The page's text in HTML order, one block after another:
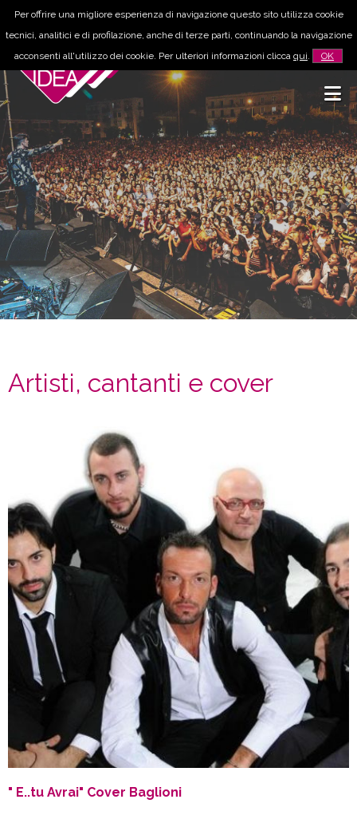
Per offrire una migliore esperienza di navigazione questo sito utilizza cookie
tecnici, analitici e di profilazione, anche di terze parti, continuando la navigazione
acconsenti all'utilizzo dei cookie. Per ulteriori informazioni clicca qui. OK
Artisti, cantanti e cover
" E..tu Avrai" Cover Baglioni